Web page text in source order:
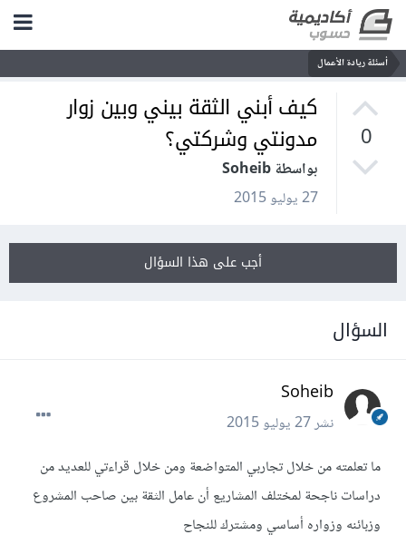
أسئلة ريادة الأعمال
0
كيف أبني الثقة بيني وبين زوار
مدونتي وشركتي؟
بواسطة Soheib
27 يوليو 2015
أجب على هذا السؤال
السؤال
Soheib
نشر27 يوليو 2015
ما تعلمته من خلال تجاربي المتواضعة ومن خلال قراءتي للعديد من
دراسات ناجحة لمختلف المشاريع أن عامل الثقة بين صاحب المشروع
وزبائنه وزواره أساسي ومشترك للنجاح